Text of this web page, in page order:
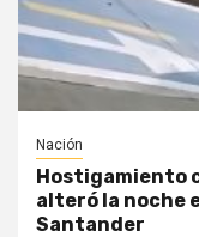
Nación
Hostigamiento
alteró la noche
Santander